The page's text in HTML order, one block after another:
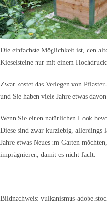
Die einfachste Möglichkeit ist, den
Kieselsteine nur mit einem
Zwar kostet das Verlegen von
und Sie haben viele Jahre etwas davon.
Wenn Sie einen natürlichen Look
Diese sind zwar kurzlebig, allerdings
Jahre etwas Neues im Garten
imprägnieren, damit es nicht fault.
Bildnachweis:vulkanismus-